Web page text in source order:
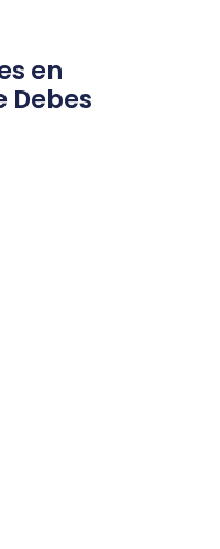
en
Debes